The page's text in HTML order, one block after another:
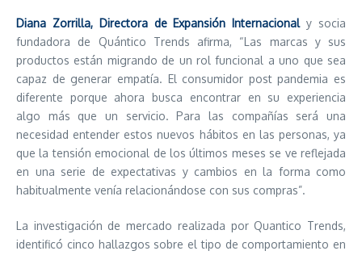
Diana Zorrilla, Directora de Expansión Internacionaly socia
fundadora de Quántico Trends afirma, “Las marcas y sus
productos están migrando de un rol funcional a uno que sea
capaz de generar empatía. El consumidor post pandemia es
diferente porque ahora busca encontrar en su experiencia
algo más que un servicio. Para las compañías será una
necesidad entender estos nuevos hábitos en las personas, ya
que la tensión emocional de los últimos meses se ve reflejada
en una serie de expectativas y cambios en la forma como
habitualmente venía relacionándose con sus compras”.
La investigación de mercado realizada por Quantico Trends,
identificó cinco hallazgos sobre el tipo de comportamiento en